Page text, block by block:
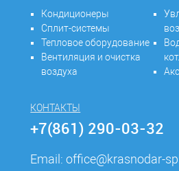
Кондиционеры
Сплит-системы
Тепловое оборудование
Вентиляция и очистка
воздуха
КОНТАКТЫ
+7(861) 290-03-32
Email:office@krasnodar-